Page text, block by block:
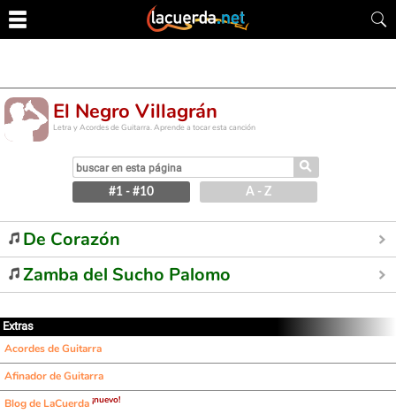
El Negro Villagrán
Letra y Acordes de Guitarra. Aprende a tocar esta canción
⚲
#1 - #10 A - Z
De Corazón
Zamba del Sucho Palomo
Extras
Acordes de Guitarra
Afinador de Guitarra
Blog de LaCuerda ¡nuevo!